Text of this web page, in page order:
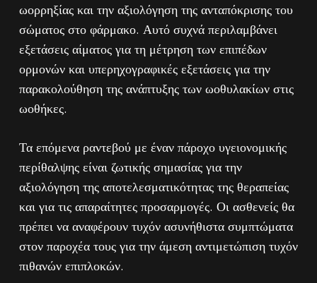
ωορρηξίας και την αξιολόγηση της ανταπόκρισης του
σώματος στο φάρμακο. Αυτό συχνά περιλαμβάνει
εξετάσεις αίματος για τη μέτρηση των επιπέδων
ορμονών και υπερηχογραφικές εξετάσεις για την
παρακολούθηση της ανάπτυξης των ωοθυλακίων στις
ωοθήκες.
Τα επόμενα ραντεβού με έναν πάροχο υγειονομικής
περίθαλψης είναι ζωτικής σημασίας για την
αξιολόγηση της αποτελεσματικότητας της θεραπείας
και για τις απαραίτητες προσαρμογές. Οι ασθενείς θα
πρέπει να αναφέρουν τυχόν ασυνήθιστα συμπτώματα
στον παροχέα τους για την άμεση αντιμετώπιση τυχόν
πιθανών επιπλοκών.